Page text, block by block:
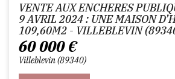
VENTE AUX ENCHERES
9 AVRIL 2024 : UNE MAISON
109,60M2 - VILLEBLEVIN
60 000 €
Villeblevin 89340